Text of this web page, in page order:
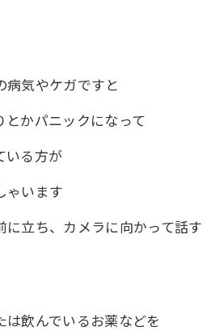
病気やケガですと
とかパニックになって
いる方が
ゃいます
に立ち、カメラに向かって話す
飲んでいるお薬などを